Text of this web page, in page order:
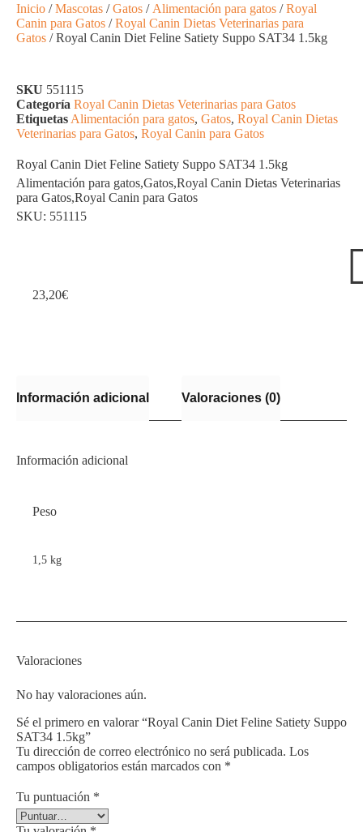
Inicio /Mascotas /Gatos / Alimentación para gatos /Royal
Canin para Gatos /Royal Canin Dietas Veterinarias para
Gatos / Royal Canin Diet Feline Satiety Suppo SAT34 1.5kg
SKU 551115
Categoría Royal Canin Dietas Veterinarias para Gatos
Etiquetas Alimentación para gatos, Gatos, Royal Canin Dietas
Veterinarias para Gatos, Royal Canin para Gatos
Royal Canin Diet Feline Satiety Suppo SAT34 1.5kg
Alimentación para gatos,Gatos,Royal Canin Dietas Veterinarias
para Gatos,Royal Canin para Gatos
SKU: 551115
23,20€
Información adicional Valoraciones (0)
Información adicional
Peso
1,5 kg
Valoraciones
No hay valoraciones aún.
Sé el primero en valorar “Royal Canin Diet Feline Satiety Suppo
SAT34 1.5kg”
Tu dirección de correo electrónico no será publicada. Los
campos obligatorios están marcados con *
Tu puntuación *